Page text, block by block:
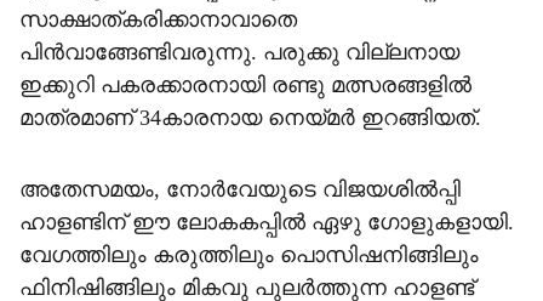
സാക്ഷാത്കരിക്കാനാവാതെ
പിൻവാങ്ങേണ്ടിവരുന്നു. പരുക്കു വില്ലനായ
ഇക്കുറി പകരക്കാരനായി രണ്ടു മത്സരങ്ങളിൽ
മാത്രമാണ് 34കാരനായ നെയ്മർ ഇറങ്ങിയത്.
അതേസമയം, നോർവേയുടെ വിജയശിൽപ്പി
ഹാളണ്ടിന് ഈ ലോകകപ്പിൽ ഏഴു ഗോളുകളായി.
വേഗത്തിലും കരുത്തിലും പൊസിഷനിങ്ങിലും
ഫിനിഷിങ്ങിലും മികവു പുലർത്തുന്ന ഹാളണ്ട്